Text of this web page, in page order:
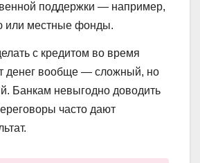
поддержки — например,
или местные фонды.
с кредитом во время
денег вообще — сложный, но
Банкам невыгодно доводить
часто дают